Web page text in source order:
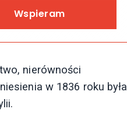
Wspieram
nierówności
w 1836 roku była